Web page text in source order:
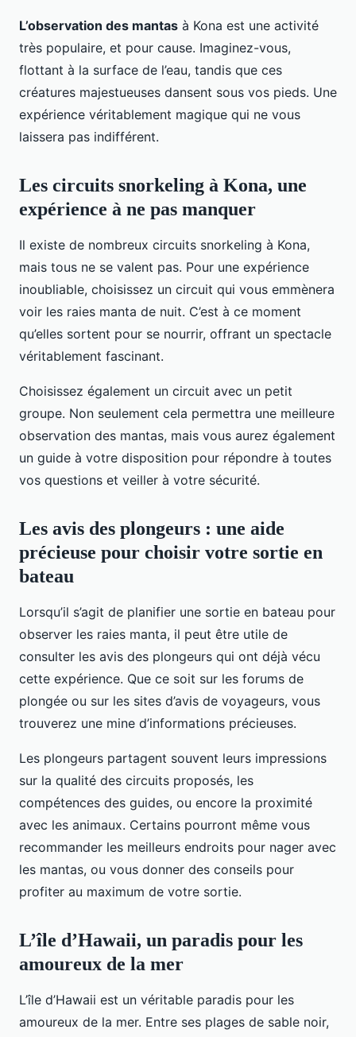
L’observation des mantas à Kona est une activité
très populaire, et pour cause. Imaginez-vous,
flottant à la surface de l’eau, tandis que ces
créatures majestueuses dansent sous vos pieds. Une
expérience véritablement magique qui ne vous
laissera pas indifférent.
Les circuits snorkeling à Kona, une
expérience à ne pas manquer
Il existe de nombreux circuits snorkeling à Kona,
mais tous ne se valent pas. Pour une expérience
inoubliable, choisissez un circuit qui vous emmènera
voir les raies manta de nuit. C’est à ce moment
qu’elles sortent pour se nourrir, offrant un spectacle
véritablement fascinant.
Choisissez également un circuit avec un petit
groupe. Non seulement cela permettra une meilleure
observation des mantas, mais vous aurez également
un guide à votre disposition pour répondre à toutes
vos questions et veiller à votre sécurité.
Les avis des plongeurs : une aide
précieuse pour choisir votre sortie en
bateau
Lorsqu’il s’agit de planifier une sortie en bateau pour
observer les raies manta, il peut être utile de
consulter les avis des plongeurs qui ont déjà vécu
cette expérience. Que ce soit sur les forums de
plongée ou sur les sites d’avis de voyageurs, vous
trouverez une mine d’informations précieuses.
Les plongeurs partagent souvent leurs impressions
sur la qualité des circuits proposés, les
compétences des guides, ou encore la proximité
avec les animaux. Certains pourront même vous
recommander les meilleurs endroits pour nager avec
les mantas, ou vous donner des conseils pour
profiter au maximum de votre sortie.
L’île d’Hawaii, un paradis pour les
amoureux de la mer
L’île d’Hawaii est un véritable paradis pour les
amoureux de la mer. Entre ses plages de sable noir,